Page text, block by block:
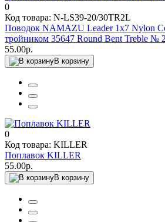
0
Код товара: N-LS39-20/30TR2L
Поводок NAMAZU Leader 1х7 Nylon
тройником 35647 Round Bent Treble № 2
55.00р.
В корзину
0
Код товара: KILLER
Поплавок KILLER
55.00р.
В корзину